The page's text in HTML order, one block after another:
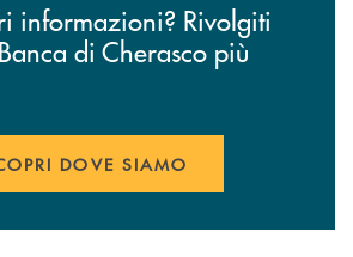
informazioni? Rivolgiti
di Cherasco più
DOVE SIAMO